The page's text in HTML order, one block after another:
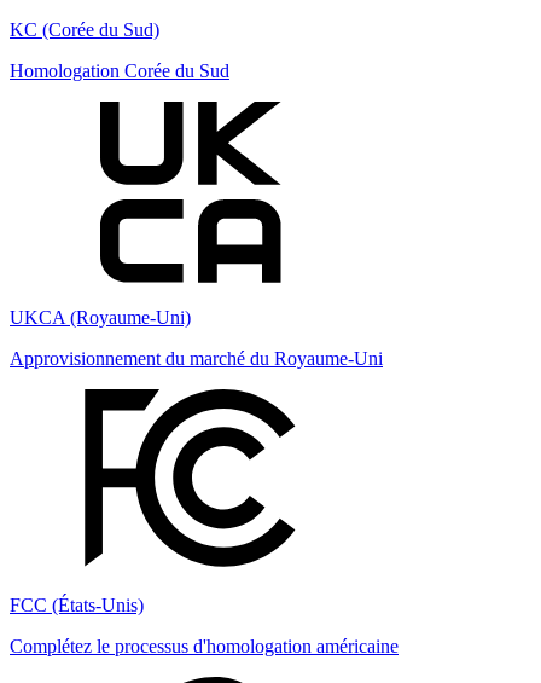
KC (Corée du Sud)
Homologation Corée du Sud
UKCA (Royaume-Uni)
Approvisionnement du marché du Royaume-Uni
FCC (États-Unis)
Complétez le processus d'homologation américaine